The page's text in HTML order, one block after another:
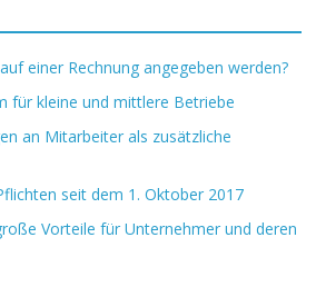
einer Rechnung angegeben werden?
für kleine und mittlere Betriebe
an Mitarbeiter als zusätzliche
seit dem 1. Oktober 2017
Vorteile für Unternehmer und deren